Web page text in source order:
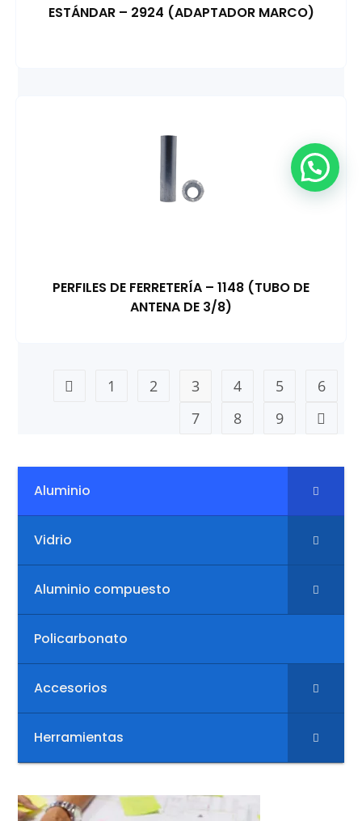
ESTÁNDAR – 2924 (ADAPTADOR MARCO)
PERFILES DE FERRETERÍA – 1148 (TUBO DE
ANTENA DE 3/8)
1 2 3 4 5
6
7
8 9
Aluminio
Vidrio
Aluminio compuesto
Policarbonato
Accesorios
Herramientas